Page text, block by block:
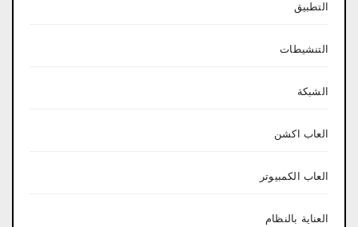
التطبيق
التنشيطات
الشبكة
العاب اكشن
العاب الكمبيوتر
العناية بالنظام